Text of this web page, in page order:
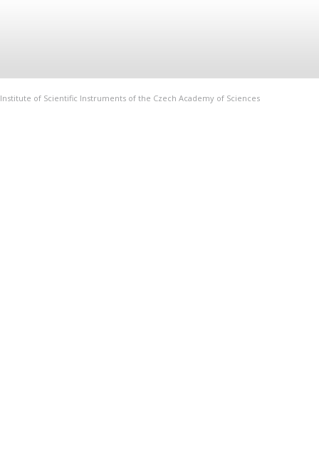
Institute of Scientific Instruments of the Czech Academy of Sciences